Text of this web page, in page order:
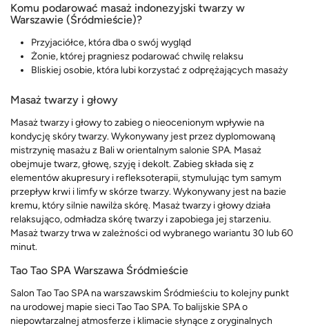
Komu podarować masaż indonezyjski twarzy w
Warszawie (Śródmieście)?
Przyjaciółce, która dba o swój wygląd
Żonie, której pragniesz podarować chwilę relaksu
Bliskiej osobie, która lubi korzystać z odprężających masaży
Masaż twarzy i głowy
Masaż twarzy i głowy to zabieg o nieocenionym wpływie na
kondycję skóry twarzy. Wykonywany jest przez dyplomowaną
mistrzynię masażu z Bali w orientalnym salonie SPA. Masaż
obejmuje twarz, głowę, szyję i dekolt. Zabieg składa się z
elementów akupresury i refleksoterapii, stymulując tym samym
przepływ krwi i limfy w skórze twarzy. Wykonywany jest na bazie
kremu, który silnie nawilża skórę. Masaż twarzy i głowy działa
relaksująco, odmładza skórę twarzy i zapobiega jej starzeniu.
Masaż twarzy trwa w zależności od wybranego wariantu 30 lub 60
minut.
Tao Tao SPA Warszawa Śródmieście
Salon Tao Tao SPA na warszawskim Śródmieściu to kolejny punkt
na urodowej mapie sieci Tao Tao SPA. To balijskie SPA o
niepowtarzalnej atmosferze i klimacie słynące z oryginalnych